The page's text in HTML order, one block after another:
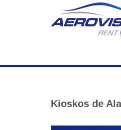
Kioskos de